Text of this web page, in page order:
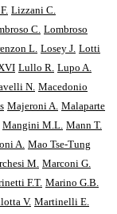
Lizzani C.
C. Lombroso
L. Losey J. Lotti
Lullo R. Lupo A.
N. Macedonio
Majeroni A. Malaparte
Mangini M.L. Mann T.
A. Mao Tse-Tung
M. Marconi G.
F.T. Marino G.B.
V. Martinelli E.